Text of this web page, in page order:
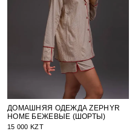
ДОМАШНЯЯ ОДЕЖДА ZEPHYR
HOME БЕЖЕВЫЕ (ШОРТЫ)
15 000 KZT